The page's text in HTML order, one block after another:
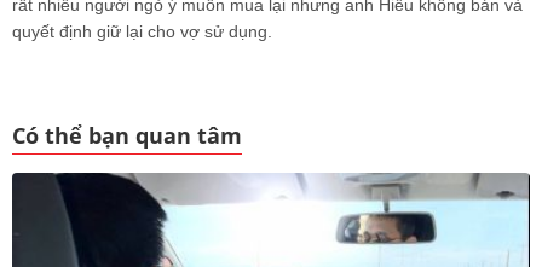
rất nhiều người ngỏ ý muốn mua lại nhưng anh Hiếu không bán và
quyết định giữ lại cho vợ sử dụng.
Có thể bạn quan tâm